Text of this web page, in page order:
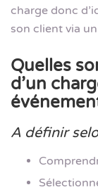
charge donc
son client via
Quelles
d’un
A définir